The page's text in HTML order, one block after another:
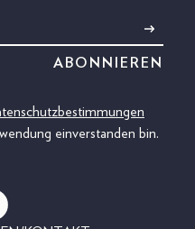
einverstanden bin.